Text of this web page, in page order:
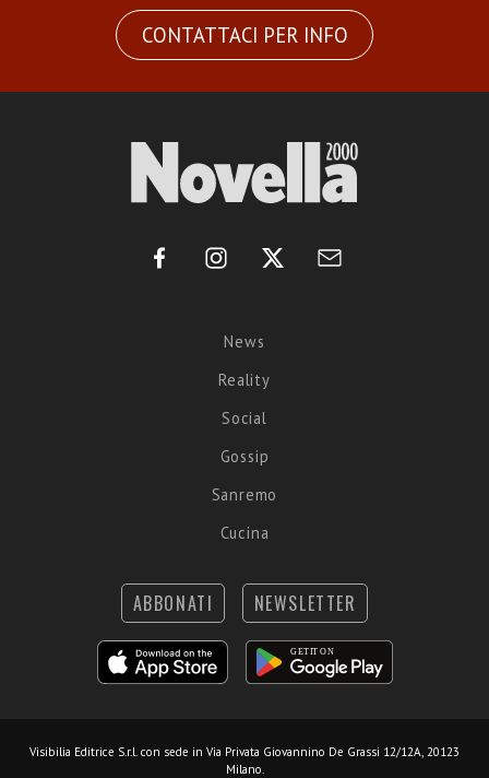
CONTATTACI PER INFO
News
Reality
Social
Gossip
Sanremo
Cucina
ABBONATI NEWSLETTER
Visibilia Editrice S.r.l. con sede in Via Privata Giovannino De Grassi 12/12A, 20123
Milano.